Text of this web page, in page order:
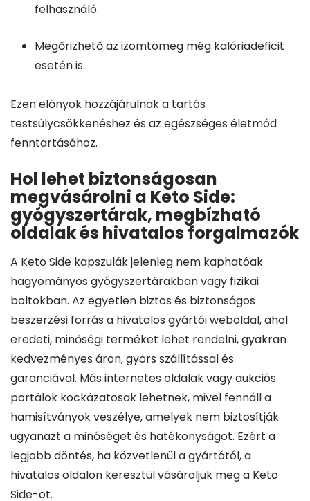
felhasználó.
Megőrizhető az izomtömeg még kalóriadeficit
esetén is.
Ezen előnyök hozzájárulnak a tartós
testsúlycsökkenéshez és az egészséges életmód
fenntartásához.
Hol lehet biztonságosan
megvásárolni a Keto Side:
gyógyszertárak, megbízható
oldalak és hivatalos forgalmazók
A Keto Side kapszulák jelenleg nem kaphatóak
hagyományos gyógyszertárakban vagy fizikai
boltokban. Az egyetlen biztos és biztonságos
beszerzési forrás a hivatalos gyártói weboldal, ahol
eredeti, minőségi terméket lehet rendelni, gyakran
kedvezményes áron, gyors szállítással és
garanciával. Más internetes oldalak vagy aukciós
portálok kockázatosak lehetnek, mivel fennáll a
hamisítványok veszélye, amelyek nem biztosítják
ugyanazt a minőséget és hatékonyságot. Ezért a
legjobb döntés, ha közvetlenül a gyártótól, a
hivatalos oldalon keresztül vásároljuk meg a Keto
Side-ot.